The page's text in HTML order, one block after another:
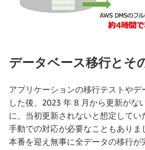
データベース移行とそ
アプリケーションの移行テストや
した後、2023 年 8 月から更新がな
に、当初更新されないと想定して
手動での対応が必要なこともあり
本番を迎え無事に全データの移行